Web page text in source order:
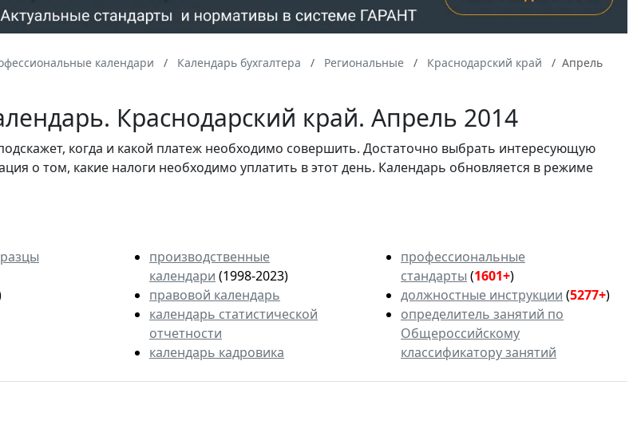
календари Календарь бухгалтера Региональные Краснодарский край
Апрель
Краснодарский край. Апрель 2014
когда и какой платеж необходимо совершить. Достаточно выбрать интересующую
о том, какие налоги необходимо уплатить в этот день. Календарь обновляется в режиме
производственные
календари (1998-2023)
правовой календарь
календарь статистической
отчетности
календарь кадровика
профессиональные
стандарты (1601+)
должностные инструкции (5277+)
определитель занятий по
Общероссийскому
классификатору занятий